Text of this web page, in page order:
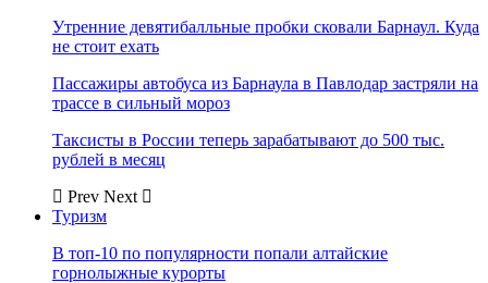
Утренние девятибалльные пробки сковали Барнаул. Куда
не стоит ехать
Пассажиры автобуса из Барнаула в Павлодар застряли на
трассе в сильный мороз
Таксисты в России теперь зарабатывают до 500 тыс.
рублей в месяц
Prev Next
Туризм
В топ-10 по популярности попали алтайские
горнолыжные курорты